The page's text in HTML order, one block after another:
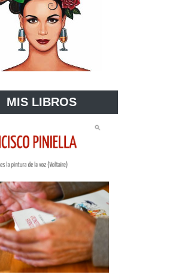
MIS LIBROS